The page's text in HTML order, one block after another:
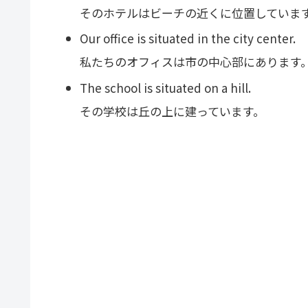
そのホテルはビーチの近くに位置していま
Our office is situated in the city center.
私たちのオフィスは市の中心部にあります
The school is situated on a hill.
その学校は丘の上に建っています。